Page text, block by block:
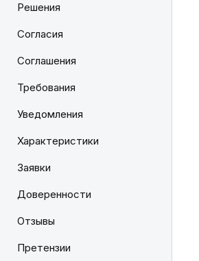
Решения
Согласия
Соглашения
Требования
Уведомления
Характеристики
Заявки
Доверенности
Отзывы
Претензии